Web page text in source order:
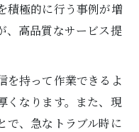
積極的に行う事例が増
、高品質なサービス提
を持って作業できるよ
くなります。また、現
で、急なトラブル時に